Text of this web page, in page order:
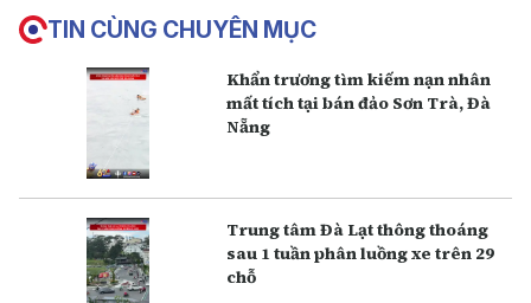
TIN CÙNG CHUYÊN MỤC
Khẩn trương tìm kiếm nạn nhân
mất tích tại bán đảo Sơn Trà, Đà
Nẵng
Trung tâm Đà Lạt thông thoáng
sau 1 tuần phân luồng xe trên 29
chỗ